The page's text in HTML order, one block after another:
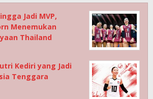
Jadi MVP,
Menemukan
Thailand
Kediri yang Jadi
Tenggara